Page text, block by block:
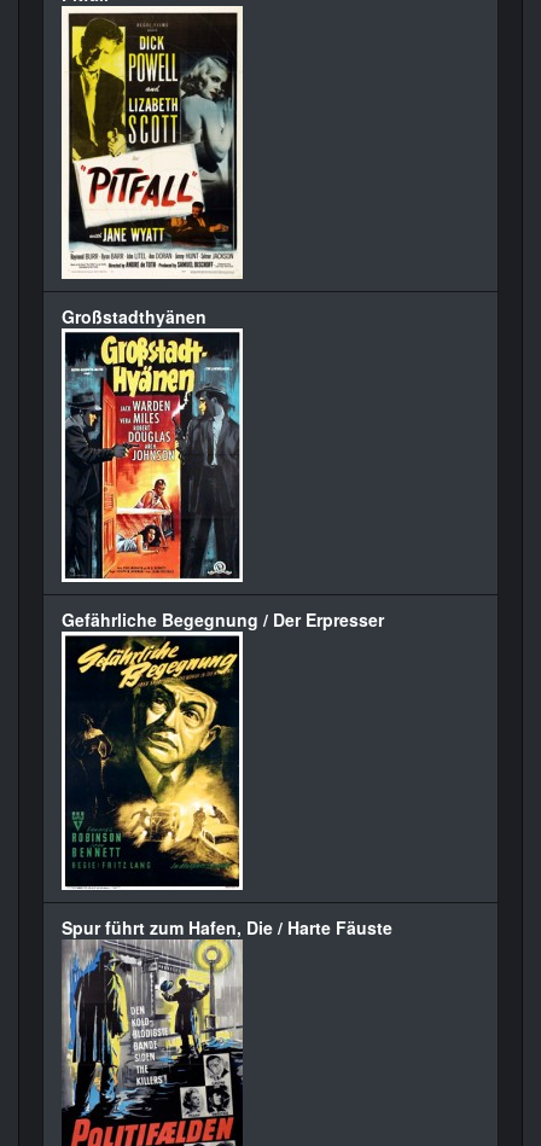
Großstadthyänen
Gefährliche Begegnung / Der Erpresser
Spur führt zum Hafen, Die / Harte Fäuste